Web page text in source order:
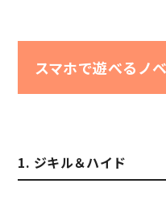
スマホで遊べるノ
1. ジキル＆ハイド